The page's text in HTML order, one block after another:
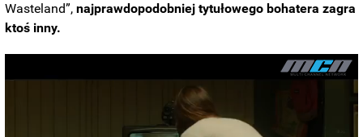
Wasteland”,najprawdopodobniej tytułowego bohatera zagra
ktoś inny.